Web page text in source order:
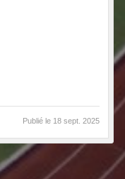
Publié le 18 sept. 2025